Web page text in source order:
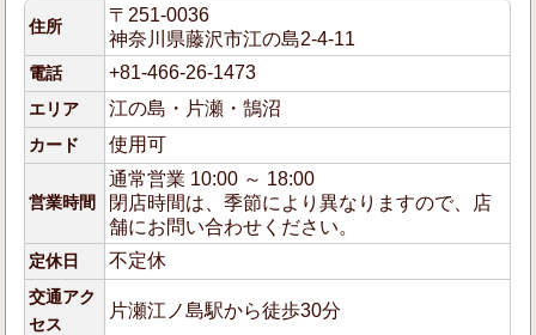
住所
〒251-0036
神奈川県藤沢市江の島2-4-11
電話 +81-466-26-1473
エリア 江の島・片瀬・鵠沼
カード 使用可
営業時間
通常営業 10:00 ～ 18:00
閉店時間は、季節により異なりますので、店
舗にお問い合わせください。
定休日 不定休
交通アク
セス
片瀬江ノ島駅から徒歩30分